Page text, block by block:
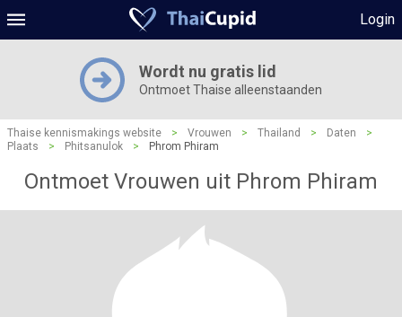
Login
Wordt nu gratis lid
Ontmoet Thaise alleenstaanden
Thaise kennismakings website > Vrouwen > Thailand > Daten
>
Plaats
> Phitsanulok > Phrom Phiram
Ontmoet Vrouwen uit Phrom Phiram